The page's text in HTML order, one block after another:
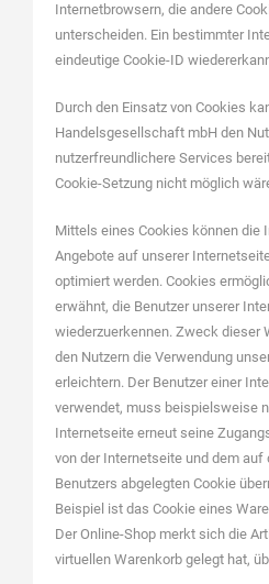
Internetbrowsern, die andere
unterscheiden. Ein bestimmter
eindeutige Cookie-ID
Durch den Einsatz von Cookies
Handelsgesellschaft mbH den
nutzerfreundlichere Services
Cookie-Setzung nicht möglich
Mittels eines Cookies können die
Angebote auf unserer
optimiert werden. Cookies
erwähnt, die Benutzer unserer
wiederzuerkennen. Zweck dieser
den Nutzern die Verwendung
erleichtern. Der Benutzer einer
verwendet, muss beispielsweise
Internetseite erneut seine
von der Internetseite und dem
Benutzers abgelegten Cookie
Beispiel ist das Cookie eines
Der Online-Shop merkt sich die
virtuellen Warenkorb gelegt hat,